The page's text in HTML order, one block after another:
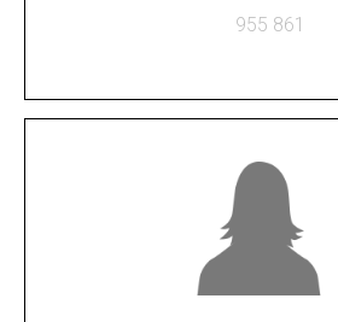
955 861